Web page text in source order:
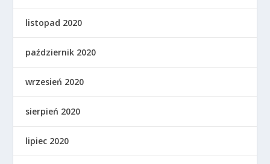
listopad 2020
październik 2020
wrzesień 2020
sierpień 2020
lipiec 2020